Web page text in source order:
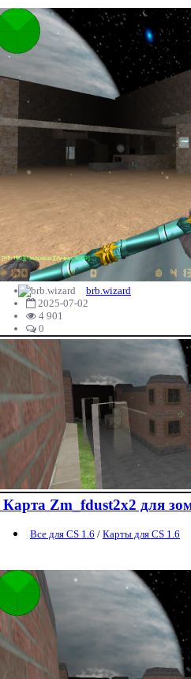
brb.wizard
2025-07-02
4 901
0
Карта Zm_fdust2x2 для
Все для CS 1.6 / Карты для CS 1.6